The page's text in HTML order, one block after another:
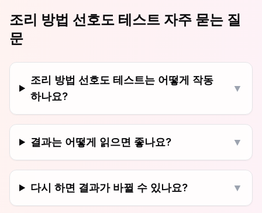
조리 방법 선호도 테스트 자주 묻는 질
문
조리 방법 선호도 테스트는 어떻게 작동
하나요?
▼
결과는 어떻게 읽으면 좋나요? ▼
다시 하면 결과가 바뀔 수 있나요? ▼